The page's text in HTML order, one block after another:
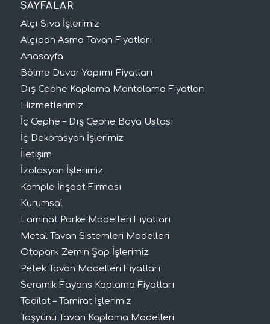
SAYFALAR
Alçı Sıva İşlerimiz
Alçıpan Asma Tavan Fiyatları
Anasayfa
Bölme Duvar Yapımı Fiyatları
Dış Cephe Kaplama Mantolama Fiyatları
Hizmetlerimiz
İç Cephe – Dış Cephe Boya Ustası
İç Dekorasyon İşlerimiz
İletişim
İzolasyon İşlerimiz
Komple İnşaat Firması
Kurumsal
Laminat Parke Modelleri Fiyatları
Metal Tavan Sistemleri Modelleri
Otopark Zemin Şap İşlerimiz
Petek Tavan Modelleri Fiyatları
Seramik Fayans Kaplama Fiyatları
Tadilat – Tamirat İşlerimiz
Taşyünü Tavan Kaplama Modelleri